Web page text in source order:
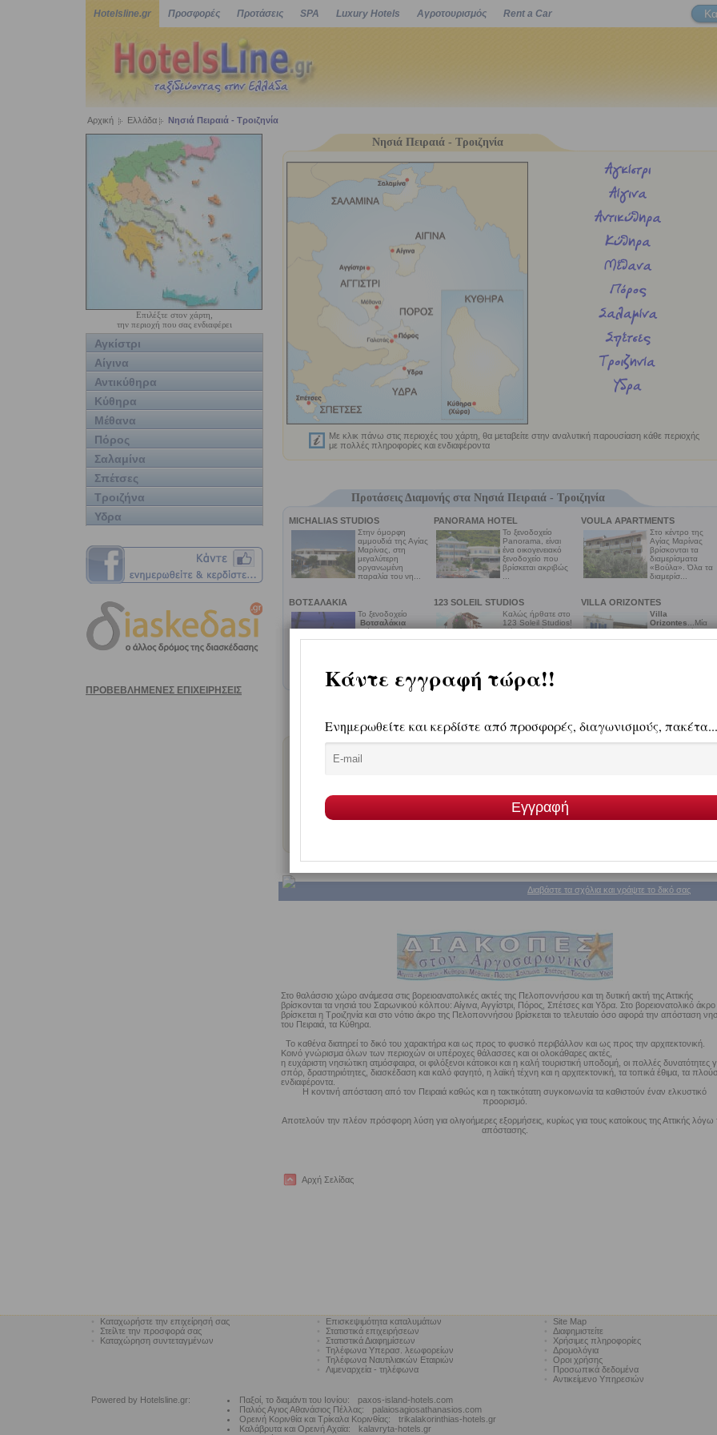
Hotelsline.gr Προσφορές Προτάσεις SPA Luxury Hotels Αγροτουρισμός Rent a Car
Αρχική Ελλάδα Νησιά Πειραιά - Τροιζηνία
Επιλέξτε στον χάρτη,
την περιοχή που σας ενδιαφέρει
Αγκίστρι
Αίγινα
Αντικύθηρα
Κύθηρα
Μέθανα
Πόρος
Σαλαμίνα
Σπέτσες
Τροιζήνα
Υδρα
Νησιά Πειραιά - Τροιζηνία
Με κλικ πάνω στις περιοχές του χάρτη, θα μεταβείτε στην αναλυτική παρουσίαση κάθε περιοχής
με πολλές πληροφορίες και ενδιαφέροντα
Προτάσεις Διαμονής στα Νησιά Πειραιά - Τροιζηνία
MICHALIAS STUDIOS PANORAMA HOTEL VOULA APARTMENTS
Στην όμορφη
αμμουδιά της Αγίας
Μαρίνας, στη
μεγαλύτερη
οργανωμένη
παραλία του νη...
Το ξενοδοχείο
Panorama, είναι
ένα οικογενειακό
ξενοδοχείο που
βρίσκεται ακριβώς
Στο κέντρο της
Αγίας Μαρίνας
βρίσκονται τα
διαμερίσματα
«Βούλα». Όλα τα
διαμερίσ...
ΒΟΤΣΑΛΑΚΙΑ 123 SOLEIL STUDIOS VILLA ORIZONTES
Το ξενοδοχείο
Βοτσαλάκια
βρίσκεται πάνω
στην παραλία των
Καλώς ήρθατε στο
123 Soleil Studios!
Μόλις μια ώρα από
την Αθήνα, στην
Villa
Orizontes ...Μία
οικογενειακή
επιχείρηση που
Δείτε αναλυτικά όλες τις προτάσεις
Προσφορές Διαμονής στα Νησιά Πειραιά - Τροιζηνία
Διαβάστε τα σχόλια και γράψτε το δικό σας
Στο θαλάσσιο χώρο ανάμεσα στις βορειοανατολικές ακτές της Πελοποννήσου και τη δυτική ακτή της Αττικής
βρίσκονται τα νησιά του Σαρωνικού κόλπου: Αίγινα, Αγγίστρι, Πόρος, Σπέτσες και Υδρα. Στο βορειονατολικό άκρο
βρίσκεται η Τροιζηνία και στο νότιο άκρο της Πελοποννήσου βρίσκεται το τελευταίο όσο αφορά την απόσταση
του Πειραιά, τα Κύθηρα.
Το καθένα διατηρεί το δικό του χαρακτήρα και ως προς το φυσικό περιβάλλον και ως προς την αρχιτεκτονική.
Κοινό γνώρισμα όλων των περιοχών οι υπέροχες θάλασσες και οι ολοκάθαρες ακτές,
η ευχάριστη νησιώτικη ατμόσφαιρα, οι φιλόξενοι κάτοικοι και η καλή τουριστική υποδομή, οι πολλές δυνατότητες
σπόρ, δραστηριότητες, διασκέδαση και καλό φαγητό, η λαϊκή τέχνη και η αρχιτεκτονική, τα τοπικά έθιμα, τα
ενδιαφέροντα.
Η κοντινή απόσταση από τον Πειραιά καθώς και η τακτικότατη συγκοινωνία τα καθιστούν έναν ελκυστικό
προορισμό.
Αποτελούν την πλέον πρόσφορη λύση για ολιγοήμερες εξορμήσεις, κυρίως για τους κατοίκους της Αττικής λόγω
απόστασης.
Αρχή Σελίδας
Καταχωρήστε την επιχείρησή σας
Στείλτε την προσφορά σας
Καταχώρηση συντεταγμένων
Επισκεψιμότητα καταλυμάτων
Στατιστικά επιχειρήσεων
Στατιστικά Διαφημίσεων
Τηλέφωνα Υπερασ. λεωφορείων
Τηλέφωνα Ναυτιλιακών Εταιριών
Λιμεναρχεία - τηλέφωνα
Site Map
Διαφημιστείτε
Χρήσιμες πληροφορίες
Δρομολόγια
Οροι χρήσης
Προσωπικά δεδομένα
Αντικείμενο Υπηρεσιών
Powered by Hotelsline.gr: Παξοί, το διαμάντι του Ιονίου:
paxos-island-hotels.com
Παλιός Αγιος Αθανάσιος Πέλλας:
palaiosagiosathanasios.com
Ορεινή Κορινθία και Τρίκαλα Κορινθίας:
trikalakorinthias-hotels.gr
Καλάβρυτα και Ορεινή Αχαϊα:
kalavryta-hotels.gr